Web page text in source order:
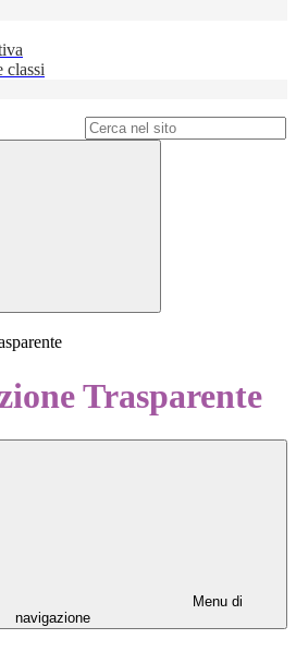
classi
Trasparente
Menu di
navigazione